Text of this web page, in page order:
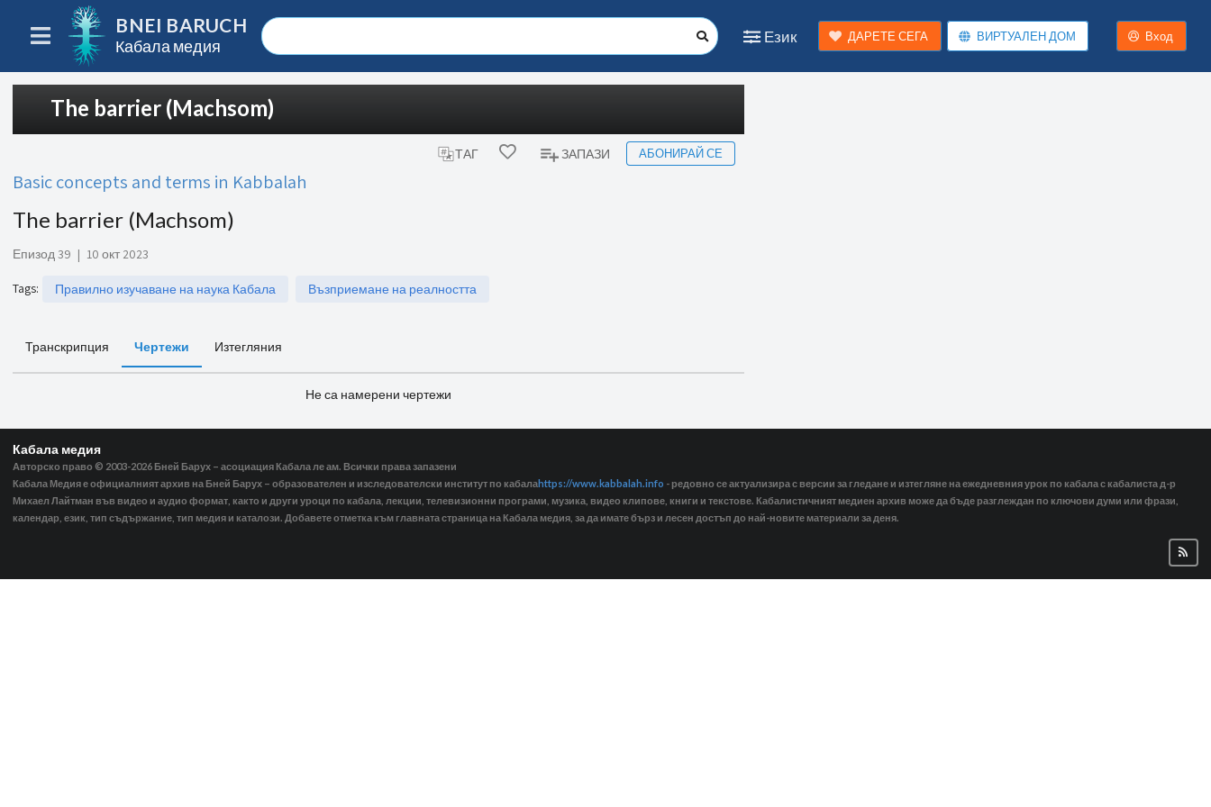
BNEI BARUCH
Кабала медия
Език ДАРЕТЕ СЕГА ВИРТУАЛЕН ДОМ Вход
The barrier (Machsom)
ТАГ ЗАПАЗИ АБОНИРАЙ СЕ
Basic concepts and terms in Kabbalah
The barrier (Machsom)
Епизод 39 | 10 окт 2023
Tags: Правилно изучаване на наука Кабала Възприемане на реалността
Транскрипция Чертежи Изтегляния
Не са намерени чертежи
Кабала медия
Авторско право © 2003-2026 Бней Барух – асоциация Кабала ле ам. Всички права запазени
Кабала Медия е официалният архив на Бней Барух – образователен и изследователски институт по кабалаhttps://www.kabbalah.info - редовно се актуализира с версии за гледане и изтегляне на ежедневния урок по кабала с кабалиста д-р
Михаел Лайтман във видео и аудио формат, както и други уроци по кабала, лекции, телевизионни програми, музика, видео клипове, книги и текстове. Кабалистичният медиен архив може да бъде разглеждан по ключови думи или фрази,
календар, език, тип съдържание, тип медия и каталози. Добавете отметка към главната страница на Кабала медия, за да имате бърз и лесен достъп до най-новите материали за деня.